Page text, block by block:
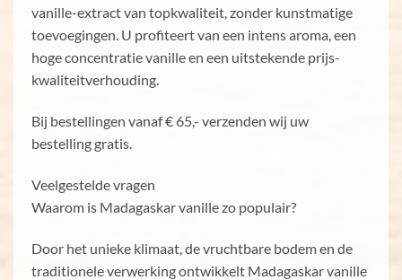
vanille-extract van topkwaliteit, zonder kunstmatige
toevoegingen. U profiteert van een intens aroma, een
hoge concentratie vanille en een uitstekende prijs-
kwaliteitverhouding.
Bij bestellingen vanaf € 65,- verzenden wij uw
bestelling gratis.
Veelgestelde vragen
Waarom is Madagaskar vanille zo populair?
Door het unieke klimaat, de vruchtbare bodem en de
traditionele verwerking ontwikkelt Madagaskar vanille